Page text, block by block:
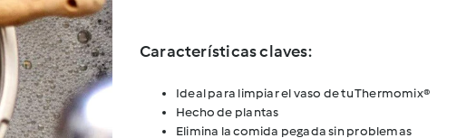
Características claves:
Ideal para limpiar el vaso de tu Thermomix®
Hecho de plantas
Elimina la comida pegada sin problemas